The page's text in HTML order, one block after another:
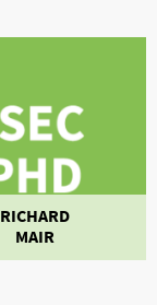
RICHARD
MAIR